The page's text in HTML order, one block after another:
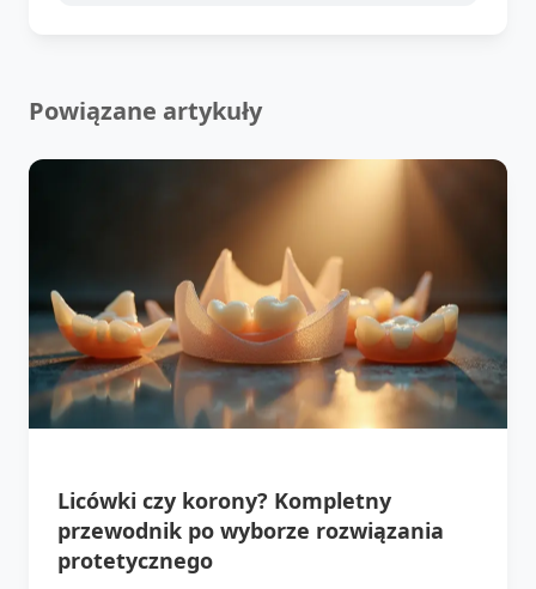
Powiązane artykuły
Licówki czy korony? Kompletny
przewodnik po wyborze rozwiązania
protetycznego